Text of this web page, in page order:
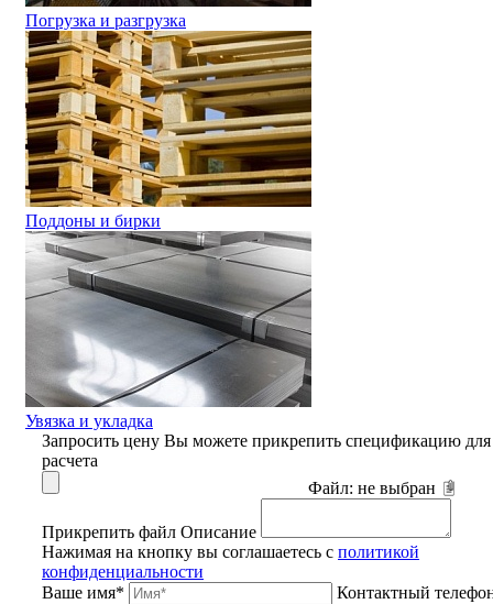
Погрузка и разгрузка
Поддоны и бирки
Увязка и укладка
Запросить цену Вы можете прикрепить спецификацию для
расчета
Файл: не выбран
Прикрепить файл Описание
Нажимая на кнопку вы соглашаетесь с политикой
конфиденциальности
Ваше имя*
Контактный